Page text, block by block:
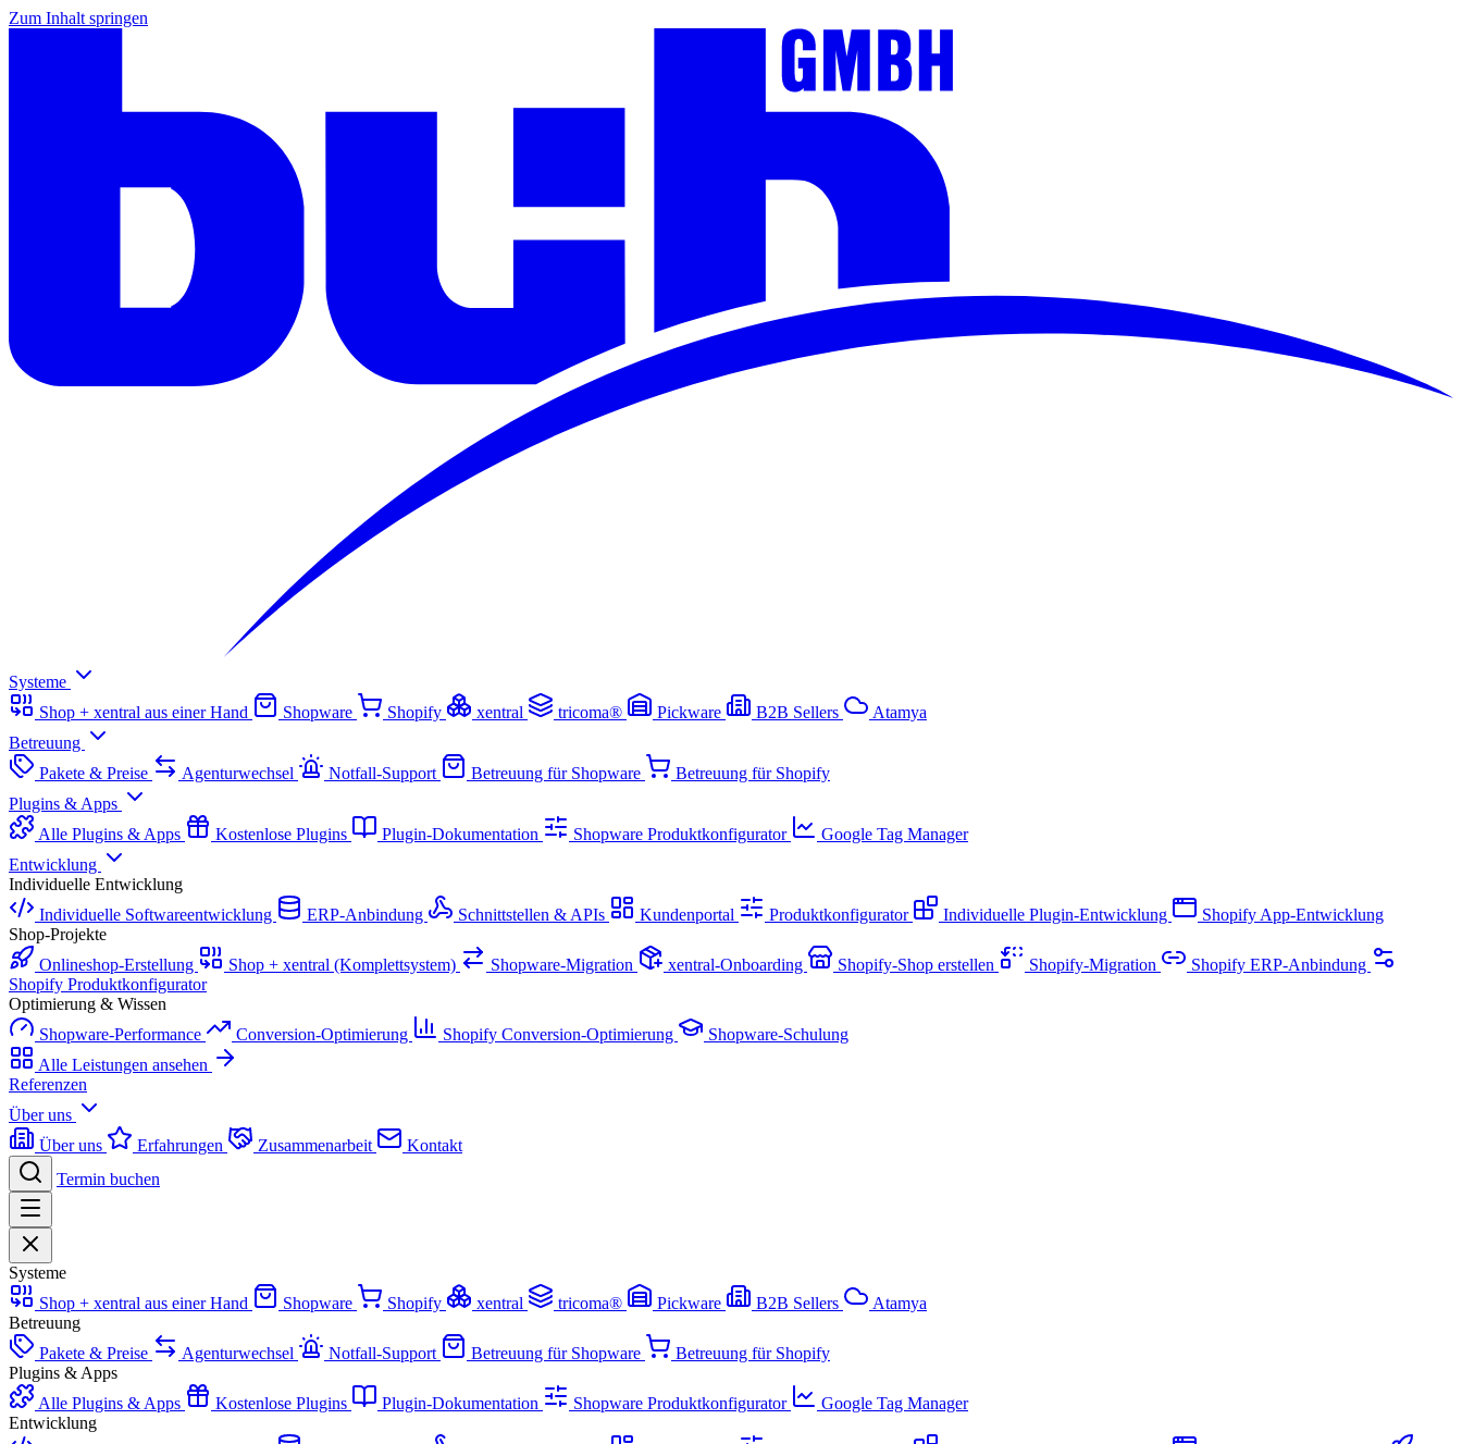
Zum Inhalt springen
Systeme
Shop + xentral aus einer Hand
Shopware Shopify xentral tricoma® Pickware B2B Sellers
Atamya
Betreuung
Pakete & Preise
Agenturwechsel Notfall-Support Betreuung für Shopware
Betreuung für Shopify
Plugins & Apps
Alle Plugins & Apps
Kostenlose Plugins Plugin-Dokumentation Shopware Produktkonfigurator
Google Tag Manager
Entwicklung
Individuelle Entwicklung
Individuelle Softwareentwicklung
ERP-Anbindung Schnittstellen & APIs Kundenportal Produktkonfigurator Individuelle Plugin-Entwicklung
Shopify App-Entwicklung
Shop-Projekte
Onlineshop-Erstellung
Shop + xentral (Komplettsystem) Shopware-Migration xentral-Onboarding Shopify-Shop erstellen Shopify-Migration
Shopify ERP-Anbindung
Shopify Produktkonfigurator
Optimierung & Wissen
Shopware-Performance
Conversion-Optimierung Shopify Conversion-Optimierung
Shopware-Schulung
Alle Leistungen ansehen
Referenzen
Über uns
Über uns
Erfahrungen Zusammenarbeit
Kontakt
Termin buchen
Systeme
Shop + xentral aus einer Hand
Shopware Shopify xentral tricoma® Pickware B2B Sellers
Atamya
Betreuung
Pakete & Preise
Agenturwechsel Notfall-Support Betreuung für Shopware
Betreuung für Shopify
Plugins & Apps
Alle Plugins & Apps
Kostenlose Plugins Plugin-Dokumentation Shopware Produktkonfigurator
Google Tag Manager
Entwicklung